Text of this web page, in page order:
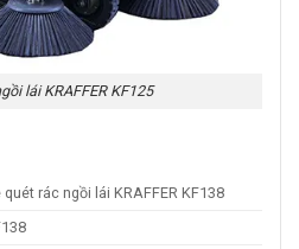
lái KRAFFER KF125
quét rác ngồi lái KRAFFER KF138